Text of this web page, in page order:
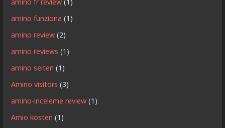
amino funziona (1)
amino review (2)
amino reviews (1)
amino seiten (1)
Amino visitors (3)
amino-inceleme review (1)
Amio kosten (1)